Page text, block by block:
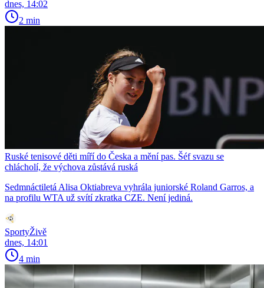
dnes, 14:02
2 min
Ruské tenisové děti míří do Česka a mění pas. Šéf svazu se
chlácholí, že výchova zůstává ruská
Sedmnáctiletá Alisa Oktiabreva vyhrála juniorské Roland Garros, a
na profilu WTA už svítí zkratka CZE. Není jediná.
SportyŽivě
dnes, 14:01
4 min